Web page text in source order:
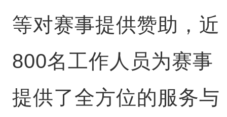
等对赛事提供赞助，近
800名工作人员为赛事
提供了全方位的服务与